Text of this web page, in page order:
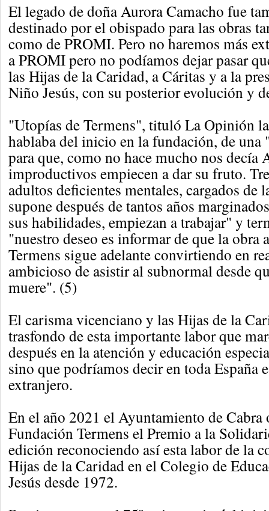
El legado de doña Aurora Camacho fue
destinado por el obispado para las obras
como de PROMI. Pero no haremos más
a PROMI pero no podíamos dejar pasar
las Hijas de la Caridad, a Cáritas y a la
Niño Jesús, con su posterior evolución y
"Utopías de Termens", tituló La Opinión
hablaba del inicio en la fundación, de una
para que, como no hace mucho nos decía
improductivos empiecen a dar su fruto.
adultos deficientes mentales, cargados de
supone después de tantos años
sus habilidades, empiezan a trabajar" y
"nuestro deseo es informar de que la obra
Termens sigue adelante convirtiendo en
ambicioso de asistir al subnormal desde
muere". (5)
El carisma vicenciano y las Hijas de la
trasfondo de esta importante labor que
después en la atención y educación
sino que podríamos decir en toda España
extranjero.
En el año 2021 el Ayuntamiento de Cabra
Fundación Termens el Premio a la
edición reconociendo así esta labor de la
Hijas de la Caridad en el Colegio de
Jesús desde 1972.